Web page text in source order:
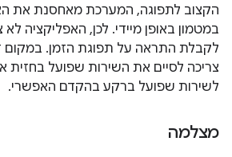
הקצוב לתפוגה, המערכת מאחסנת את
במטמון באופן מיידי. לכן, האפליקציה לא
לקבלת התראה על תפוגת הזמן. במקום
צריכה לסיים את השירות שפועל בחזית
לשירות שפועל ברקע בהקדם האפשרי.
מצלמה